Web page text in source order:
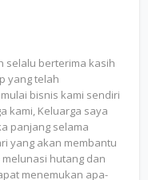
selalu berterima kasih
yang telah
bisnis kami sendiri
kami, Keluarga saya
panjang selama
yang akan membantu
hutang dan
menemukan apa-